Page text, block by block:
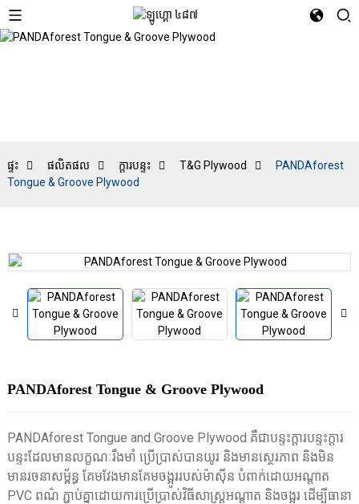
ផ្ទះ ផលិតផល ក្តារបន្ទះ T&G Plywood
PANDAforest
Tongue & Groove Plywood
PANDAforest Tongue & Groove Plywood
PANDAforest Tongue and Groove Plywood គឺជាបន្ទះក្តារបន្ទះក្តារ
បន្ទះដែលមានលក្ខណៈរឹងមាំ ប្រើប្រាស់បានយូរ និងមានស្ថេរភាព និងមិន
មានរចនាសម្ព័ន្ធ គែមវែងមានគែមចង្អូររបស់ម៉ាស៊ីន បំពាក់ដោយអណ្តាត
PVC ពណ៌ ភ្ជាប់គ្នាដោយការប្រើប្រាស់វិធីសាស្ត្រអណ្តាត និងចង្អូរ ដើម្បីធានា